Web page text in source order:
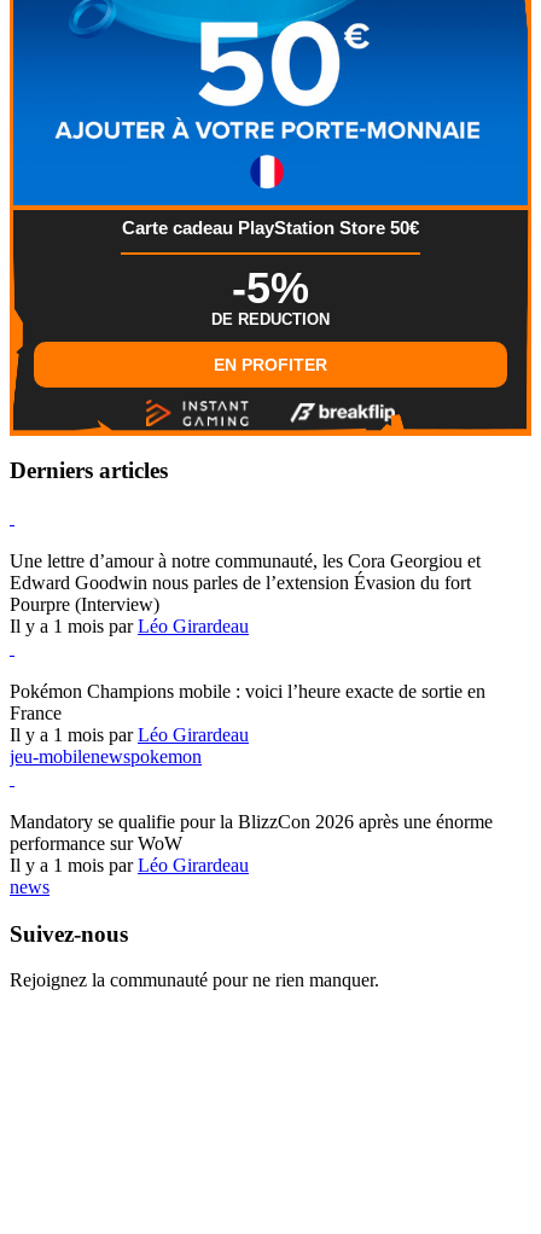
Carte cadeau PlayStation Store 50€
-5%
DE REDUCTION
EN PROFITER
Derniers articles
Une lettre d’amour à notre communauté, les Cora Georgiou et
Edward Goodwin nous parles de l’extension Évasion du fort
Pourpre (Interview)
Il y a 1 mois parLéo Girardeau
Pokémon Champions mobile : voici l’heure exacte de sortie en
France
Il y a 1 mois parLéo Girardeau
jeu-mobilenewspokemon
Mandatory se qualifie pour la BlizzCon 2026 après une énorme
performance sur WoW
Il y a 1 mois parLéo Girardeau
news
Suivez-nous
Rejoignez la communauté pour ne rien manquer.